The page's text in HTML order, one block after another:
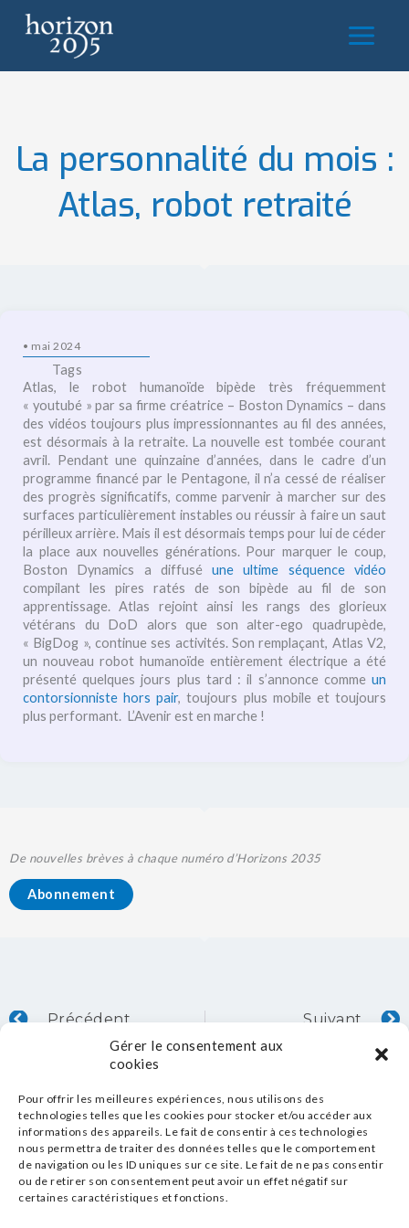
Gérer le consentement aux
cookies
Pour offrir les meilleures expériences, nous utilisons des
technologies telles que les cookies pour stocker et/ou accéder aux
informations des appareils. Le fait de consentir à ces technologies
nous permettra de traiter des données telles que le comportement
de navigation ou les ID uniques sur ce site. Le fait de ne pas consentir
ou de retirer son consentement peut avoir un effet négatif sur
certaines caractéristiques et fonctions.
contenu
La personnalité du mois :
Atlas, robot retraité
• mai 2024
Tags
Atlas, le robot humanoïde bipède très fréquemment
« youtubé » par sa firme créatrice – Boston Dynamics – dans
des vidéos toujours plus impressionnantes au fil des années,
est désormais à la retraite. La nouvelle est tombée courant
avril. Pendant une quinzaine d’années, dans le cadre d’un
programme financé par le Pentagone, il n’a cessé de réaliser
des progrès significatifs, comme parvenir à marcher sur des
surfaces particulièrement instables ou réussir à faire un saut
périlleux arrière. Mais il est désormais temps pour lui de céder
la place aux nouvelles générations. Pour marquer le coup,
Boston Dynamics a diffuséune ultime séquence vidéo
compilant les pires ratés de son bipède au fil de son
apprentissage. Atlas rejoint ainsi les rangs des glorieux
vétérans du DoD alors que son alter-ego quadrupède,
« BigDog », continue ses activités. Son remplaçant, Atlas V2,
un nouveau robot humanoïde entièrement électrique a été
présenté quelques jours plus tard : il s’annonce comme un
contorsionniste hors pair, toujours plus mobile et toujours
plus performant. L’Avenir est en marche !
De nouvelles brèves à chaque numéro d’Horizons 2035
Abonnement
Précédent Suivant